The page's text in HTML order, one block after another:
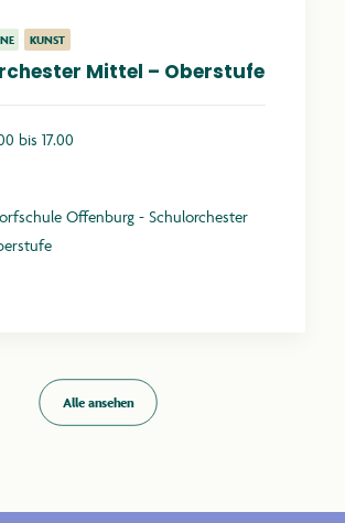
KUNST
Mittel – Oberstufe
bis 17.00
Offenburg - Schulorchester
Alle ansehen